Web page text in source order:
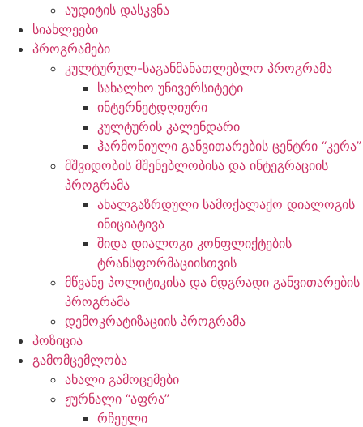
აუდიტის დასკვნა
სიახლეები
პროგრამები
კულტურულ-საგანმანათლებლო პროგრამა
სახალხო უნივერსიტეტი
ინტერნეტდღიური
კულტურის კალენდარი
ჰარმონიული განვითარების ცენტრი “კერა”
მშვიდობის მშენებლობისა და ინტეგრაციის
პროგრამა
ახალგაზრდული სამოქალაქო დიალოგის
ინიციატივა
შიდა დიალოგი კონფლიქტების
ტრანსფორმაციისთვის
მწვანე პოლიტიკისა და მდგრადი განვითარების
პროგრამა
დემოკრატიზაციის პროგრამა
პოზიცია
გამომცემლობა
ახალი გამოცემები
ჟურნალი “აფრა”
რჩეული